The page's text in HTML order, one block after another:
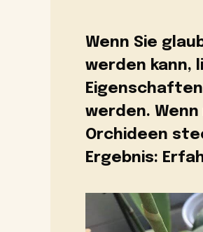
Wenn Sie
werden kann,
werden.
Orchideen
Ergebnis: